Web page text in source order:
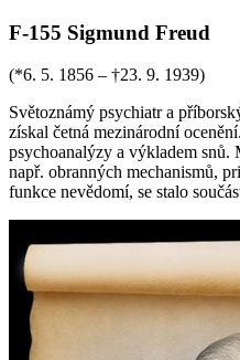
F-155 Sigmund Freud
(*6. 5. 1856 – †23. 9. 1939)
Světoznámý psychiatr a
získal četná mezinárodní
psychoanalýzy a výkladem snů.
např. obranných mechanismů,
funkce nevědomí, se stalo